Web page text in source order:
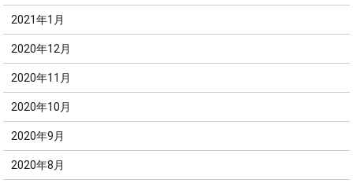
2021年1月
2020年12月
2020年11月
2020年10月
2020年9月
2020年8月